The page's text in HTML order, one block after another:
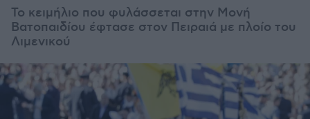
Το κειμήλιο που φυλάσσεται στην Μονή
Βατοπαιδίου έφτασε στον Πειραιά με πλοίο του
Λιμενικού